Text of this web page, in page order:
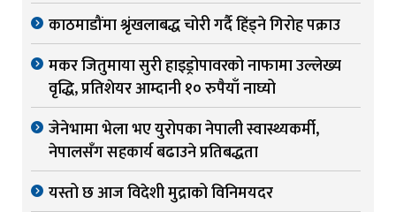
काठमाडौंमा श्रृंखलाबद्ध चोरी गर्दै हिंड्ने गिरोह पक्राउ
मकर जितुमाया सुरी हाइड्रोपावरको नाफामा उल्लेख्य
वृद्धि, प्रतिशेयर आम्दानी १० रुपैयाँ नाघ्यो
जेनेभामा भेला भए युरोपका नेपाली स्वास्थ्यकर्मी,
नेपालसँग सहकार्य बढाउने प्रतिबद्धता
यस्तो छ आज विदेशी मुद्राको विनिमयदर